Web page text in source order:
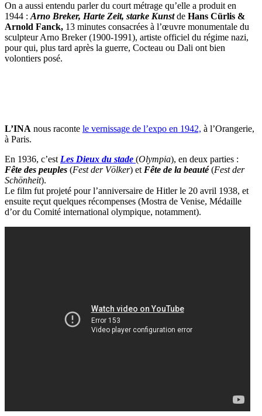
On a aussi entendu parler du court métrage qu’elle a produit en
1944 : Arno Breker, Harte Zeit, starke Kunst de Hans Cürlis &
Arnold Fanck, 13 minutes consacrées à l’œuvre monumentale du
sculpteur Arno Breker (1900-1991), artiste officiel du régime nazi,
pour qui, plus tard après la guerre, Cocteau ou Dali ont bien
volontiers posé.
L’INA nous raconte le vernissage de l’expo en 1942, à l’Orangerie,
à Paris.
En 1936, c’est Les Dieux du stade (Olympia), en deux parties :
Fête des peuples (Fest der Völker) et Fête de la beauté (Fest der
Schönheit).
Le film fut projeté pour l’anniversaire de Hitler le 20 avril 1938, et
ensuite reçut quelques récompenses (Mostra de Venise, Médaille
d’or du Comité international olympique, notamment).